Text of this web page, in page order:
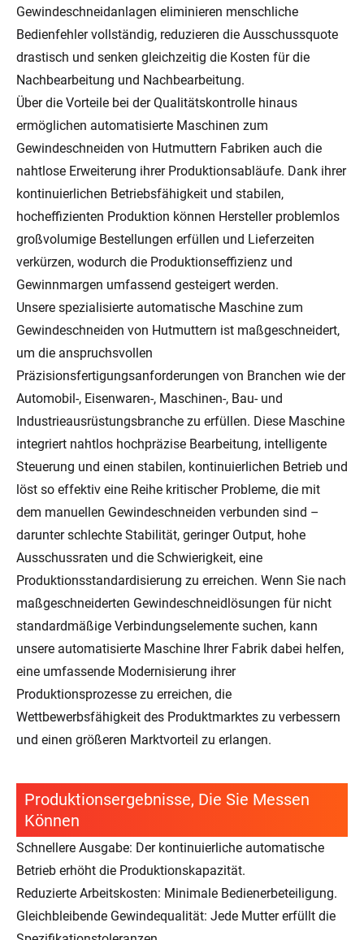
Gewindeschneidanlagen eliminieren menschliche
Bedienfehler vollständig, reduzieren die Ausschussquote
drastisch und senken gleichzeitig die Kosten für die
Nachbearbeitung und Nachbearbeitung.
Über die Vorteile bei der Qualitätskontrolle hinaus
ermöglichen automatisierte Maschinen zum
Gewindeschneiden von Hutmuttern Fabriken auch die
nahtlose Erweiterung ihrer Produktionsabläufe. Dank ihrer
kontinuierlichen Betriebsfähigkeit und stabilen,
hocheffizienten Produktion können Hersteller problemlos
großvolumige Bestellungen erfüllen und Lieferzeiten
verkürzen, wodurch die Produktionseffizienz und
Gewinnmargen umfassend gesteigert werden.
Unsere spezialisierte automatische Maschine zum
Gewindeschneiden von Hutmuttern ist maßgeschneidert,
um die anspruchsvollen
Präzisionsfertigungsanforderungen von Branchen wie der
Automobil-, Eisenwaren-, Maschinen-, Bau- und
Industrieausrüstungsbranche zu erfüllen. Diese Maschine
integriert nahtlos hochpräzise Bearbeitung, intelligente
Steuerung und einen stabilen, kontinuierlichen Betrieb und
löst so effektiv eine Reihe kritischer Probleme, die mit
dem manuellen Gewindeschneiden verbunden sind –
darunter schlechte Stabilität, geringer Output, hohe
Ausschussraten und die Schwierigkeit, eine
Produktionsstandardisierung zu erreichen. Wenn Sie nach
maßgeschneiderten Gewindeschneidlösungen für nicht
standardmäßige Verbindungselemente suchen, kann
unsere automatisierte Maschine Ihrer Fabrik dabei helfen,
eine umfassende Modernisierung ihrer
Produktionsprozesse zu erreichen, die
Wettbewerbsfähigkeit des Produktmarktes zu verbessern
und einen größeren Marktvorteil zu erlangen.
Produktionsergebnisse, Die Sie Messen
Können
Schnellere Ausgabe: Der kontinuierliche automatische
Betrieb erhöht die Produktionskapazität.
Reduzierte Arbeitskosten: Minimale Bedienerbeteiligung.
Gleichbleibende Gewindequalität: Jede Mutter erfüllt die